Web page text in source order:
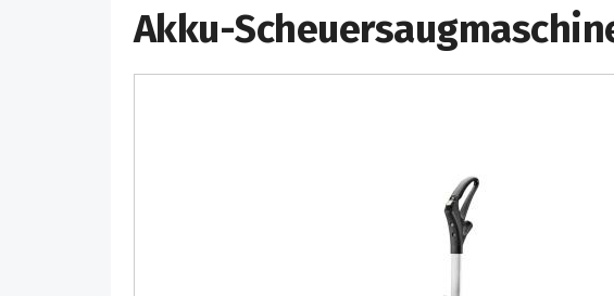
Akku-